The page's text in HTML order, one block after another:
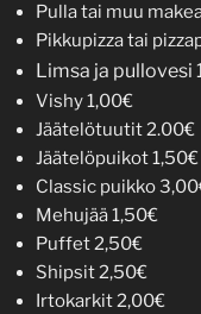
Pulla tai muu
Pikkupizza tai
Limsa ja pullovesi
Vishy 1,00€
Jäätelötuutit 2.00€
Jäätelöpuikot 1,50€
Classic puikko
Mehujää 1,50€
Puffet 2,50€
Shipsit 2,50€
Irtokarkit 2,00€